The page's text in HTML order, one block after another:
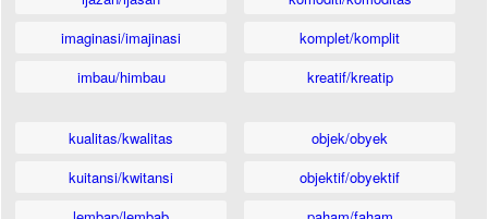
imaginasi/imajinasi
imbau/himbau
komplet/komplit
kreatif/kreatip
kualitas/kwalitas
kuitansi/kwitansi
objek/obyek
objektif/obyektif